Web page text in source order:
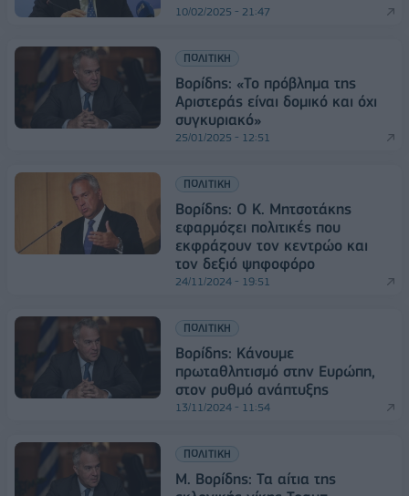
10/02/2025 - 21:47
ΠΟΛΙΤΙΚΗ
Βορίδης: «Το πρόβλημα της
Αριστεράς είναι δομικό και όχι
συγκυριακό»
25/01/2025 - 12:51
ΠΟΛΙΤΙΚΗ
Βορίδης: Ο Κ. Μητσοτάκης
εφαρμόζει πολιτικές που
εκφράζουν τον κεντρώο και
τον δεξιό ψηφοφόρο
24/11/2024 - 19:51
ΠΟΛΙΤΙΚΗ
Βορίδης: Κάνουμε
πρωταθλητισμό στην Ευρώπη,
στον ρυθμό ανάπτυξης
13/11/2024 - 11:54
ΠΟΛΙΤΙΚΗ
Μ. Βορίδης: Τα αίτια της